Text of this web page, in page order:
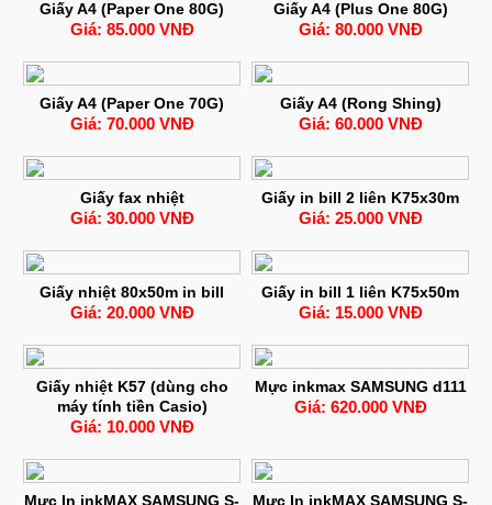
Giấy A4 (Paper One 80G)
Giá: 85.000 VNĐ
Giấy A4 (Plus One 80G)
Giá: 80.000 VNĐ
Giấy A4 (Paper One 70G)
Giá: 70.000 VNĐ
Giấy A4 (Rong Shing)
Giá: 60.000 VNĐ
Giấy fax nhiệt
Giá: 30.000 VNĐ
Giấy in bill 2 liên K75x30m
Giá: 25.000 VNĐ
Giấy nhiệt 80x50m in bill
Giá: 20.000 VNĐ
Giấy in bill 1 liên K75x50m
Giá: 15.000 VNĐ
Giấy nhiệt K57 (dùng cho
máy tính tiền Casio)
Giá: 10.000 VNĐ
Mực inkmax SAMSUNG d111
Giá: 620.000 VNĐ
Mực In inkMAX SAMSUNG S- Mực In inkMAX SAMSUNG S-